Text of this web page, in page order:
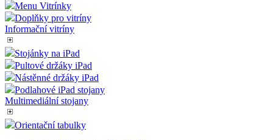
Menu Vitrínky
Doplňky pro vitríny
Informační vitríny
Stojánky na iPad
Pultové držáky iPad
Nástěnné držáky iPad
Podlahové iPad stojany
Multimediální stojany
Orientační tabulky